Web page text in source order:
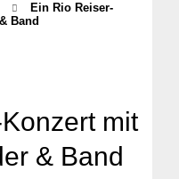
Ein Rio Reiser-
Band
mit
& Band